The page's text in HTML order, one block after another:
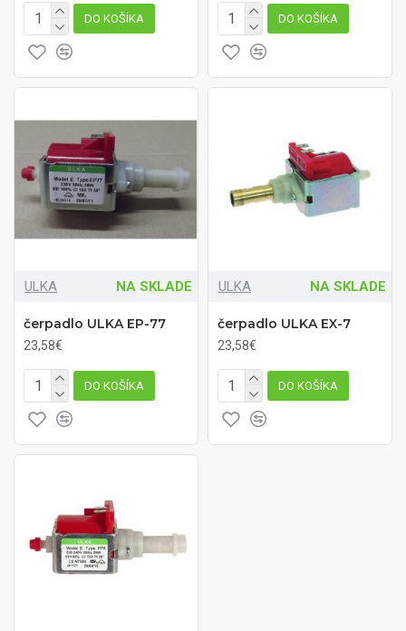
DO KOŠÍKA DO KOŠÍKA
ULKA NA SKLADE
čerpadlo ULKA EP-77
23,58€
DO KOŠÍKA
ULKA NA SKLADE
čerpadlo ULKA EX-7
23,58€
DO KOŠÍKA